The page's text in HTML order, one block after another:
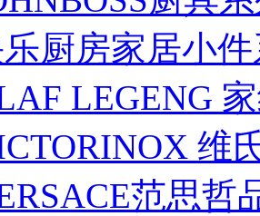
厨房家居小
LEGENG
维
范思哲